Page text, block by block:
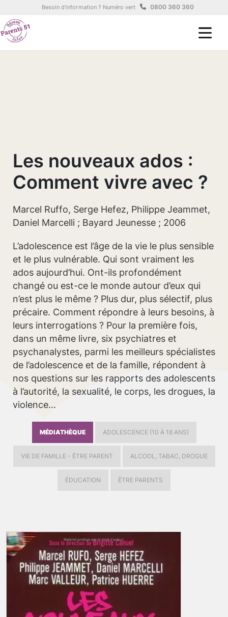
Aller au contenu principal
Besoin d'information ? Numéro vert 0800 360 360
Les nouveaux ados :
Comment vivre avec ?
Marcel Ruffo, Serge Hefez, Philippe Jeammet,
Daniel Marcelli ; Bayard Jeunesse ; 2006
L’adolescence est l’âge de la vie le plus sensible
et le plus vulnérable. Qui sont vraiment les
ados aujourd’hui. Ont-ils profondément
changé ou est-ce le monde autour d’eux qui
n’est plus le même ? Plus dur, plus sélectif, plus
précaire. Comment répondre à leurs besoins, à
leurs interrogations ? Pour la première fois,
dans un même livre, six psychiatres et
psychanalystes, parmi les meilleurs spécialistes
de l’adolescence et de la famille, répondent à
nos questions sur les rapports des adolescents
à l’autorité, la sexualité, le corps, les drogues, la
violence...
MÉDIATHÈQUE ADOLESCENCE (10 À 18 ANS)
VIE DE FAMILLE - ÊTRE PARENT ALCOOL, TABAC, DROGUE
ÉDUCATION ÊTRE PARENTS
Panneau de gestion des cookies